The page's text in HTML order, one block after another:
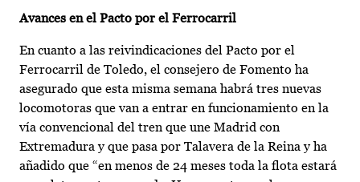
Avances en el Pacto por el Ferrocarril
En cuanto a las reivindicaciones del Pacto por el
Ferrocarril de Toledo, el consejero de Fomento ha
asegurado que esta misma semana habrá tres nuevas
locomotoras que van a entrar en funcionamiento en la
vía convencional del tren que une Madrid con
Extremadura y que pasa por Talavera de la Reina y ha
añadido que “en menos de 24 meses toda la flota estará